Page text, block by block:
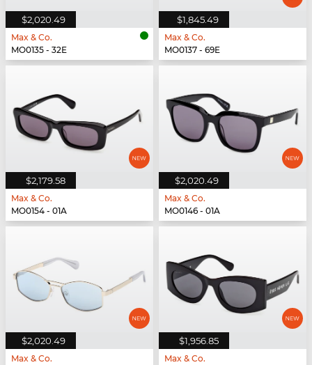
$2,020.49
Max & Co.
MO0135 - 32E
$1,845.49
Max & Co.
MO0137 - 69E
$2,179.58
Max & Co.
MO0154 - 01A
$2,020.49
Max & Co.
MO0146 - 01A
$2,020.49
Max & Co.
$1,956.85
Max & Co.